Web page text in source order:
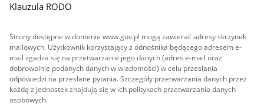
Klauzula RODO
Strony dostępne w domenie www.gov.pl mogą zawierać adresy skrzynek
mailowych. Użytkownik korzystający z odnośnika będącego adresem e-
mail zgadza się na przetwarzanie jego danych (adres e-mail oraz
dobrowolnie podanych danych w wiadomości) w celu przesłania
odpowiedzi na przesłane pytania. Szczegóły przetwarzania danych przez
każdą z jednostek znajdują się w ich politykach przetwarzania danych
osobowych.